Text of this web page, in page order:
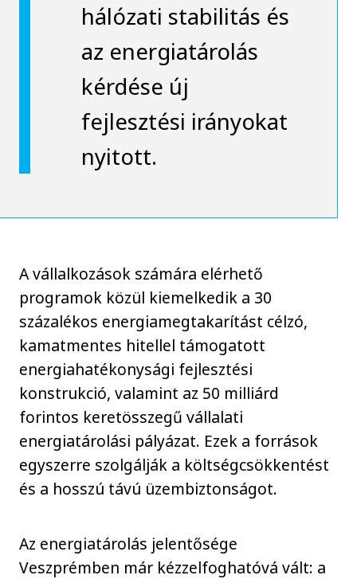
hálózati stabilitás és
az energiatárolás
kérdése új
fejlesztési irányokat
nyitott.
A vállalkozások számára elérhető
programok közül kiemelkedik a 30
százalékos energiamegtakarítást célzó,
kamatmentes hitellel támogatott
energiahatékonysági fejlesztési
konstrukció, valamint az 50 milliárd
forintos keretösszegű vállalati
energiatárolási pályázat. Ezek a források
egyszerre szolgálják a költségcsökkentést
és a hosszú távú üzembiztonságot.
Az energiatárolás jelentősége
Veszprémben már kézzelfoghatóvá vált: a